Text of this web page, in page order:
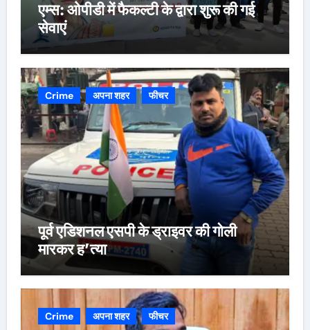
एम्स: ओपीडी में फैकल्टी के द्वारा शुरू की गई
सेवाएं
Crime अपना शहर फीचर
पूर्व एडिशनल एसपी के ड्राइवर की गोली
मारकर ह’त्या
Crime अपना शहर फीचर